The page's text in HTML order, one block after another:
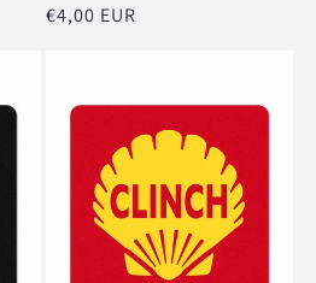
Prix
€4,00 EUR